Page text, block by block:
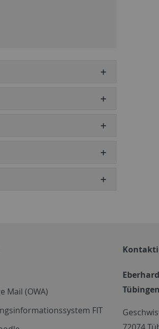
Mail (OWA)
FIT
Tübingen
72074